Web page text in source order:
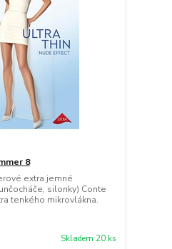
8
extra jemné
silonky) Conte
tenkého mikrovlákna.
Skladem 20 ks